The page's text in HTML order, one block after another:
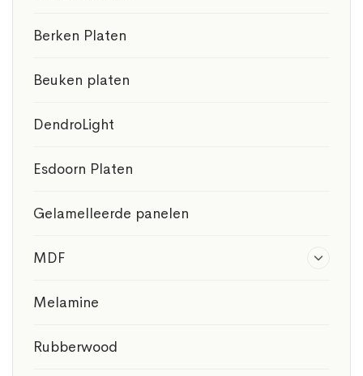
Berken Platen
Beuken platen
DendroLight
Esdoorn Platen
Gelamelleerde panelen
MDF
Melamine
Rubberwood